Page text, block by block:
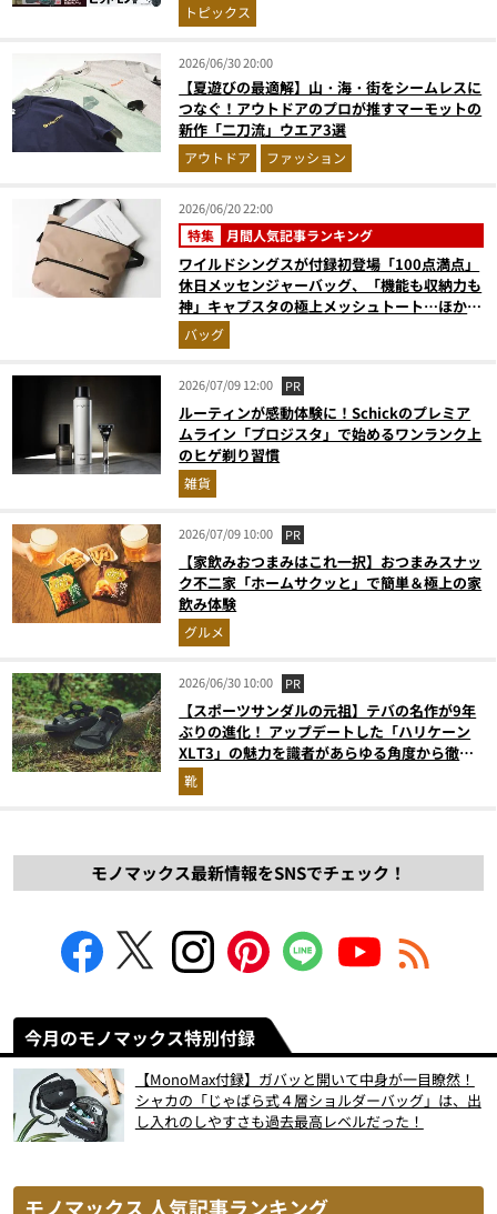
トピックス
2026/06/30 20:00
【夏遊びの最適解】山・海・街をシームレスに
つなぐ！アウトドアのプロが推すマーモットの
新作「二刀流」ウエア3選
アウトドア ファッション
2026/06/20 22:00
特集 月間人気記事ランキング
ワイルドシングスが付録初登場「100点満点」
休日メッセンジャーバッグ、「機能も収納力も
神」キャプスタの極上メッシュトート…ほか
【付録の人気記事ランキングベスト3】（2026
年5月版）
バッグ
2026/07/09 12:00 PR
ルーティンが感動体験に！Schickのプレミア
ムライン「プロジスタ」で始めるワンランク上
のヒゲ剃り習慣
雑貨
2026/07/09 10:00 PR
【家飲みおつまみはこれ一択】おつまみスナッ
ク不二家「ホームサクッと」で簡単＆極上の家
飲み体験
グルメ
2026/06/30 10:00 PR
【スポーツサンダルの元祖】テバの名作が9年
ぶりの進化！ アップデートした「ハリケーン
XLT3」の魅力を識者があらゆる角度から徹底
解説！
靴
モノマックス最新情報をSNSでチェック！
今月のモノマックス特別付録
【MonoMax付録】ガバッと開いて中身が一目瞭然！
シャカの「じゃばら式４層ショルダーバッグ」は、出
し入れのしやすさも過去最高レベルだった！
モノマックス 人気記事ランキング